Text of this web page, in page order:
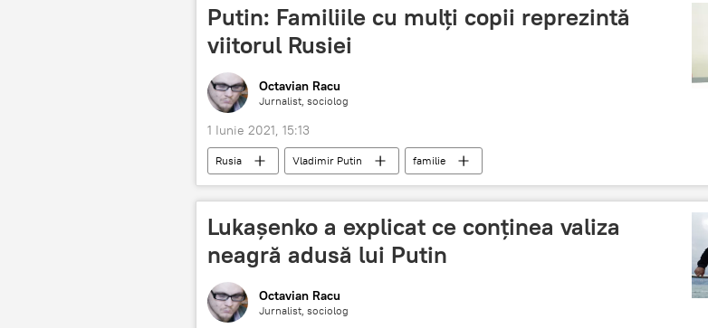
Putin: Familiile cu mulți copii reprezintă
viitorul Rusiei
Octavian Racu
Jurnalist, sociolog
1 Iunie 2021, 15:13
Rusia Vladimir Putin familie
Lukașenko a explicat ce conținea valiza
neagră adusă lui Putin
Octavian Racu
Jurnalist, sociolog